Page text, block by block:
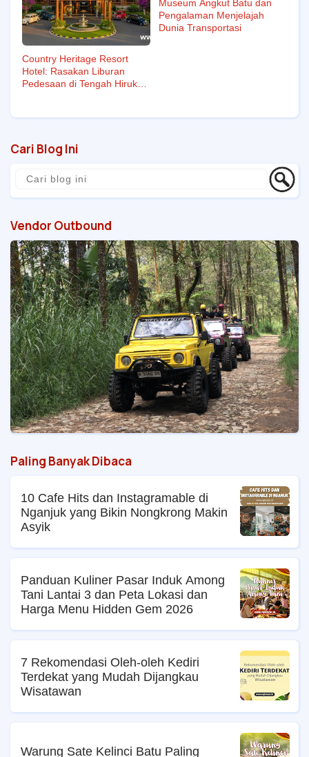
Country Heritage Resort
Hotel: Rasakan Liburan
Pedesaan di Tengah Hiruk
Museum Angkut Batu dan
Pengalaman Menjelajah
Dunia Transportasi
Cari Blog Ini
Vendor Outbound
Paling Banyak Dibaca
10 Cafe Hits dan Instagramable di
Nganjuk yang Bikin Nongkrong Makin
Asyik
Panduan Kuliner Pasar Induk Among
Tani Lantai 3 dan Peta Lokasi dan
Harga Menu Hidden Gem 2026
7 Rekomendasi Oleh-oleh Kediri
Terdekat yang Mudah Dijangkau
Wisatawan
Warung Sate Kelinci Batu Paling